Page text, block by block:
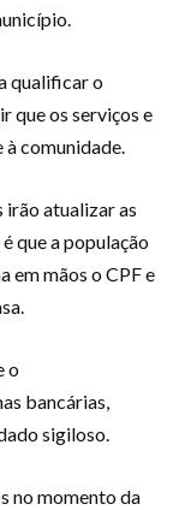
qualificar o
que os serviços e
comunidade.
irão atualizar as
que a população
em mãos o CPF e
o
bancárias,
sigiloso.
no momento da